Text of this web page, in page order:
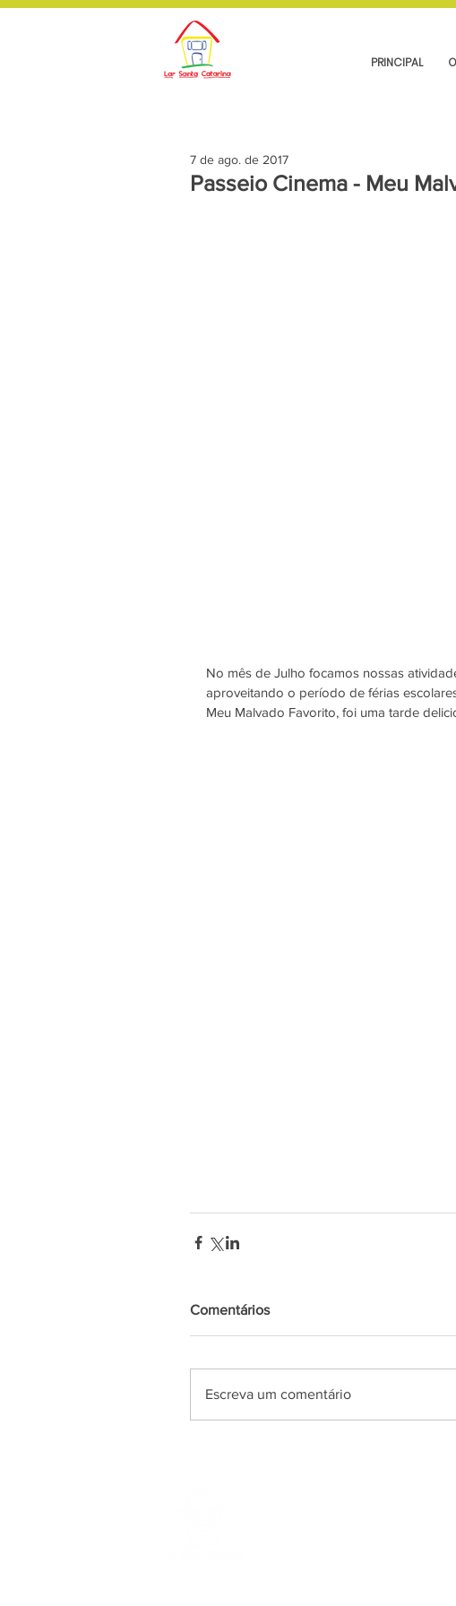
PRINCIPAL
Passeio Cinema - Meu
7 de ago. de 2017
No mês de Julho focamos nossas
aproveitando o período de férias
Meu Malvado Favorito, foi uma tarde
Comentários
Escreva um comentário